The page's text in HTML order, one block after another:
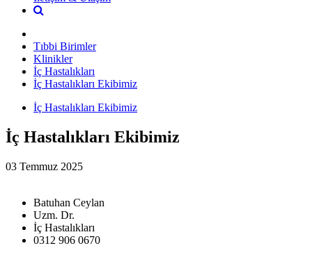
Tıbbi Birimler
Klinikler
İç Hastalıkları
İç Hastalıkları Ekibimiz
İç Hastalıkları Ekibimiz
İç Hastalıkları Ekibimiz
03 Temmuz 2025
Batuhan Ceylan
Uzm. Dr.
İç Hastalıkları
0312 906 0670